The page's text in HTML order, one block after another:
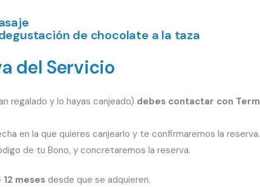
de chocolate a la taza
del Servicio
regalado y lo hayas canjeado) debes contactar con
en la que quieres canjearlo y te confirmaremos la reserva.
de tu Bono, y concretaremos la reserva.
meses desde que se adquieren.